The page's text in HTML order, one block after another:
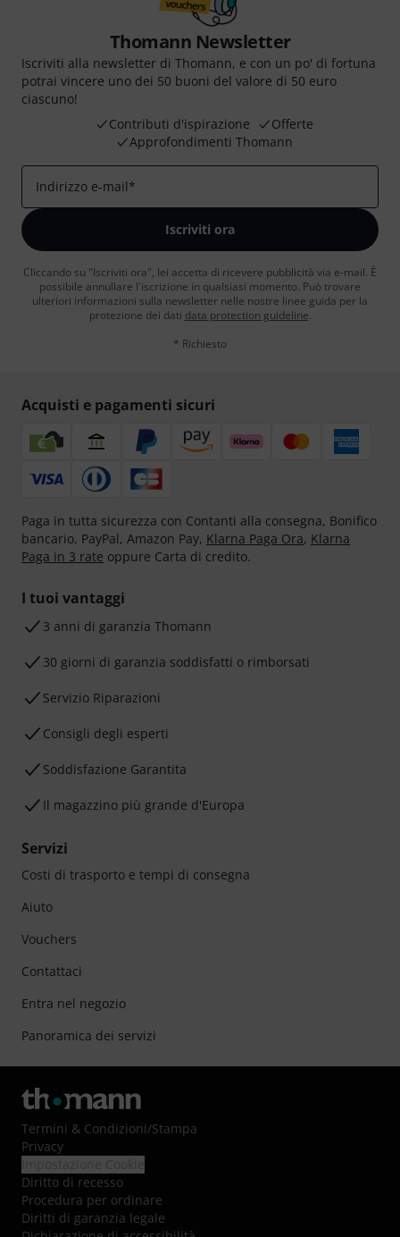
Thomann Newsletter
Iscriviti alla newsletter di Thomann, e con un po' di fortuna
potrai vincere uno dei 50 buoni del valore di 50 euro
ciascuno!
Contributi d'ispirazione
Offerte
Approfondimenti Thomann
Indirizzo e-mail*
Iscriviti ora
Cliccando su "Iscriviti ora", lei accetta di ricevere pubblicità via e-mail. È
possibile annullare l'iscrizione in qualsiasi momento. Può trovare
ulteriori informazioni sulla newsletter nelle nostre linee guida per la
protezione dei dati data protection guideline.
* Richiesto
Acquisti e pagamenti sicuri
Paga in tutta sicurezza con Contanti alla consegna, Bonifico
bancario, PayPal, Amazon Pay, Klarna Paga Ora, Klarna
Paga in 3 rate oppure Carta di credito.
I tuoi vantaggi
3 anni di garanzia Thomann
30 giorni di garanzia soddisfatti o rimborsati
Servizio Riparazioni
Consigli degli esperti
Soddisfazione Garantita
Il magazzino più grande d'Europa
Servizi
Costi di trasporto e tempi di consegna
Aiuto
Vouchers
Contattaci
Entra nel negozio
Panoramica dei servizi
Termini & Condizioni/Stampa
Privacy
Diritto di recesso
Procedura per ordinare
Diritti di garanzia legale